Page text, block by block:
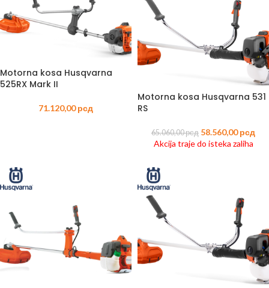
Motorna kosa Husqvarna
525RX Mark II
71.120,00рсд
Motorna kosa Husqvarna 531
RS
65.060,00рсд 58.560,00рсд
Akcija traje do isteka zaliha